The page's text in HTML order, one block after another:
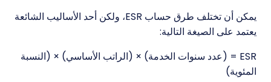
يمكن أن تختلف طرق حساب ESR، ولكن أحد الأساليب الشائعة
يعتمد على الصيغة التالية:
ESR = (عدد سنوات الخدمة) × (الراتب الأساسي) × (النسبة
المئوية)